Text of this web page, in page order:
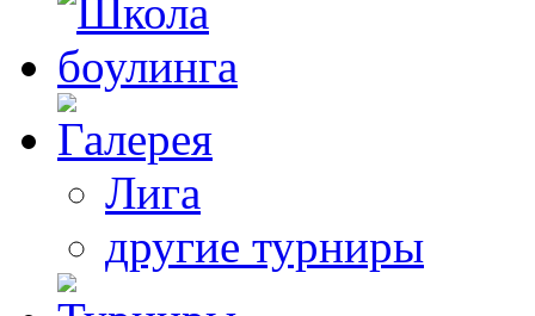
Лига
другие турниры